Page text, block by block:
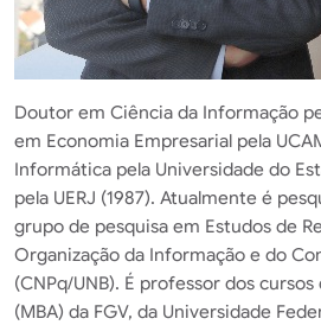
Doutor em Ciência da Informação
em Economia Empresarial pela
Informática pela Universidade do
pela UERJ (1987). Atualmente é
grupo de pesquisa em Estudos de
Organização da Informação e do
(CNPq/UNB). É professor dos
(MBA) da FGV, da Universidade